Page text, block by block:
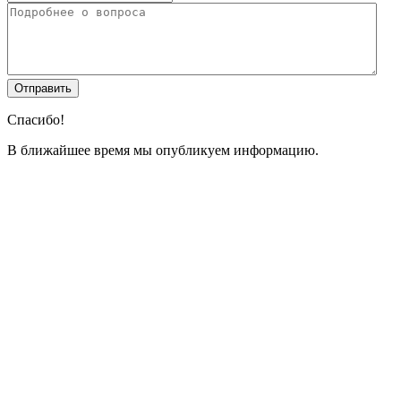
Спасибо!
В ближайшее время мы опубликуем информацию.